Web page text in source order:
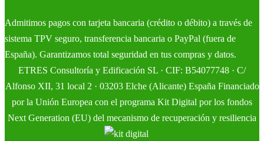
Admitimos pagos con tarjeta bancaria (crédito o débito) a través de
sistema TPV seguro, transferencia bancaria o PayPal (fuera de
España). Garantizamos total seguridad en tus compras y datos.
ETRES Consultoría y Edificación SL · CIF: B54077748 · C/
Alfonso XII, 31 local 2 · 03203 Elche (Alicante) España Financiado
por la Unión Europea con el programa Kit Digital por los fondos
Next Generation (EU) del mecanismo de recuperación y resiliencia